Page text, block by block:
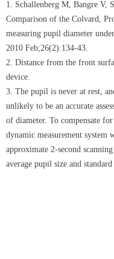
1. Schallenberg M, Bangre V,
Comparison of the Colvard,
measuring pupil diameter
2010 Feb;26(2):134-43.
2. Distance from the front
device.
3. The pupil is never at rest,
unlikely to be an accurate
of diameter. To compensate
dynamic measurement system
approximate 2-second
average pupil size and